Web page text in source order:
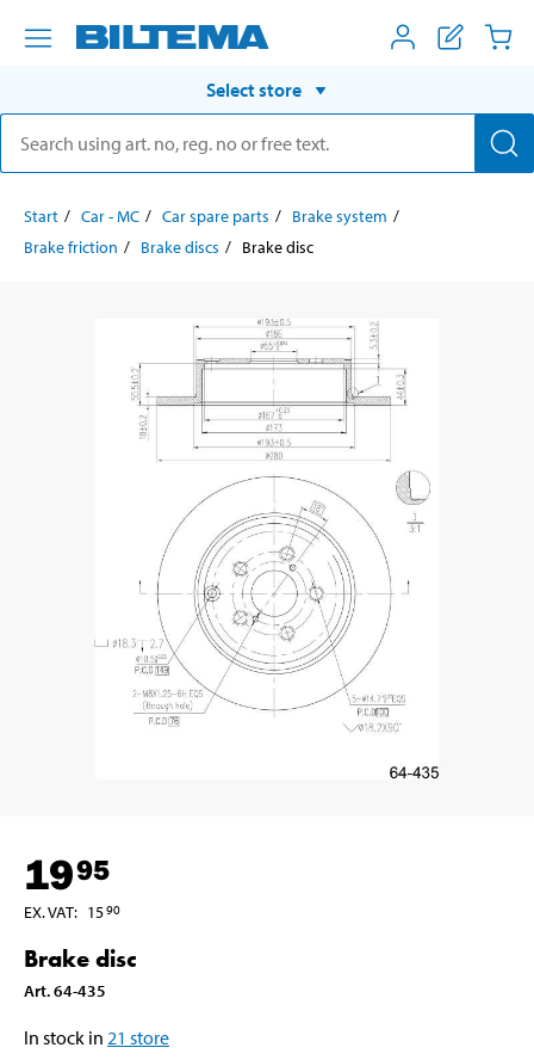
Select store
Start Car - MC Car spare parts
Brake system
Brake friction
Brake discs Brake disc
1995
EX. VAT: 1590
Brake disc
Art.64-435
In stock in 21 store